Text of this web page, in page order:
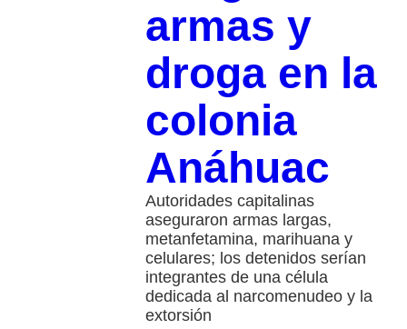
armas y
droga en la
colonia
Anáhuac
Autoridades capitalinas
aseguraron armas largas,
metanfetamina, marihuana y
celulares; los detenidos serían
integrantes de una célula
dedicada al narcomenudeo y la
extorsión